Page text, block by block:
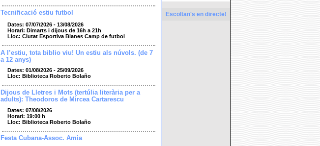
Tecnificació estiu futbol
Dates: 07/07/2026 - 13/08/2026
Horari: Dimarts i dijous de 16h a 21h
Lloc: Ciutat Esportiva Blanes Camp de futbol
A l’estiu, tota biblio viu! Un estiu als núvols. (de 7
a 12 anys)
Dates: 01/08/2026 - 25/09/2026
Lloc: Biblioteca Roberto Bolaño
Dijous de Lletres i Mots (tertúlia literària per a
adults): Theodoros de Mircea Cartarescu
Dates: 07/08/2026
Horari: 19:00 h
Lloc: Biblioteca Roberto Bolaño
Festa Cubana-Assoc. Amia
Escoltan's en directe!